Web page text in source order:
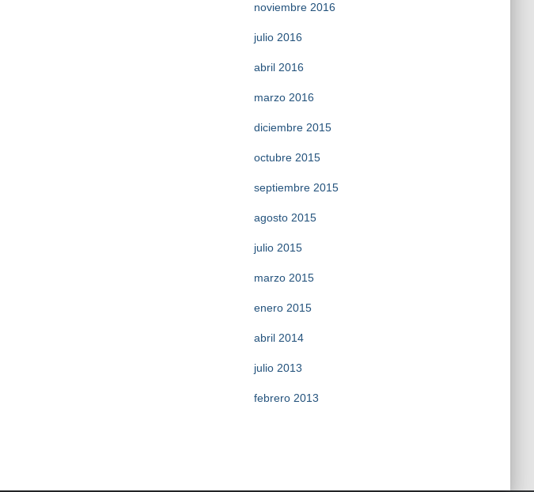
noviembre 2016
julio 2016
abril 2016
marzo 2016
diciembre 2015
octubre 2015
septiembre 2015
agosto 2015
julio 2015
marzo 2015
enero 2015
abril 2014
julio 2013
febrero 2013